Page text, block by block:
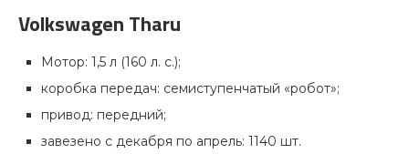
Volkswagen Tharu
Мотор: 1,5 л (160 л. с.);
коробка передач: семиступенчатый «робот»;
привод: передний;
завезено с декабря по апрель: 1140 шт.